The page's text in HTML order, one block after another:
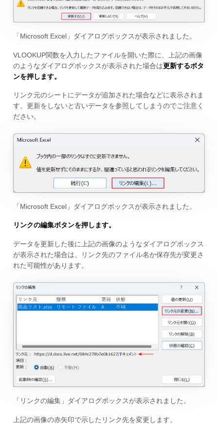
「Microsoft Excel」ダイアログボックスが表示されました。
VLOOKUP関数を入力したファイルを開いた際に、上記の画像
のようなダイアログボックスが表示された場合は更新するボタ
ンを押します。
リンク元のシートにデータが追加された場合などに表示されま
す。更新をしないと古いデータを参照してしまうのでご注意く
ださい。
「Microsoft Excel」ダイアログボックスが表示されました。
リンクの編集ボタンを押します。
データを更新した後に上記の画像のようなダイアログボックス
が表示された場合は、リンク先のファイル名か保存先が変更さ
れた可能性があります。
「リンクの編集」ダイアログボックスが表示されました。
上記の画像の赤矢印で示したリンク先を変更します。